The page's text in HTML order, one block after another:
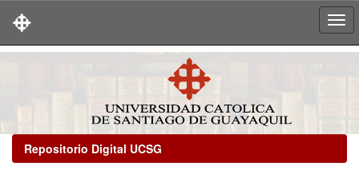
Repositorio Digital UCSG